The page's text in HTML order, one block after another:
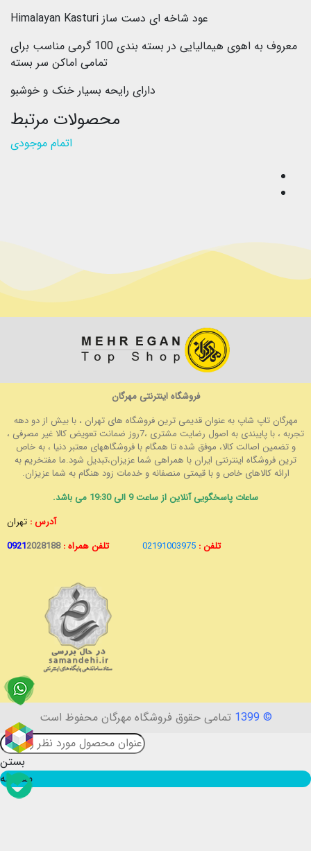
عود شاخه ای دست ساز Himalayan Kasturi
معروف به اهوی هیمالیایی در بسته بندی 100 گرمی مناسب برای
تمامی اماکن سر بسته
دارای رایحه بسیار خنک و خوشبو
محصولات مرتبط
اتمام موجودی
فروشگاه اینترنتی مهرگان
مهرگان تاپ شاپ به عنوان قدیمی ترین فروشگاه های تهران ، با بیش از دو دهه
تجربه ، با پایبندی به اصول رضایت مشتری ،7روز ضمانت تعویض کالا غیر مصرفی ،
و تضمین اصالت کالا، موفق شده تا همگام با فروشگاههای معتبر دنیا ، به خاص
ترین فروشگاه اینترنتی ایران با همراهی شما عزیزان،تبدیل شود.ما مفتخریم به
ارائه کالاهای خاص و با قیمتی منصفانه و خدمات زود هنگام به شما عزیزان.
ساعات پاسخگویی آنلاین از ساعت 9 الی 19:30 می باشد.
آدرس : تهران
تلفن : 02191003975 تلفن همراه : 09212028188
© 1399 تمامی حقوق فروشگاه مهرگان محفوظ است
بستن
مقایسه